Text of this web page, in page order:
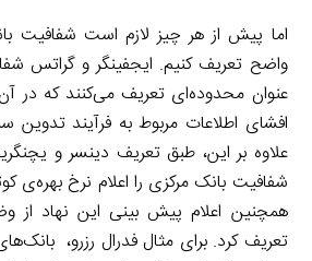
اما پیش از هر چیز لازم است شفافیت
واضح تعریف کنیم. ایجفینگر و گراتس
عنوان محدوده‌ای تعریف می‌کنند که در
افشای اطلاعات مربوط به فرآیند
علاوه بر این، طبق تعریف دینسر و
شفافیت بانک مرکزی را اعلام نرخ بهره‌ی
همچنین اعلام پیش بینی این نهاد از
تعریف کرد. برای مثال فدرال رزرو،